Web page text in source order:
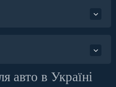
авто в Україні